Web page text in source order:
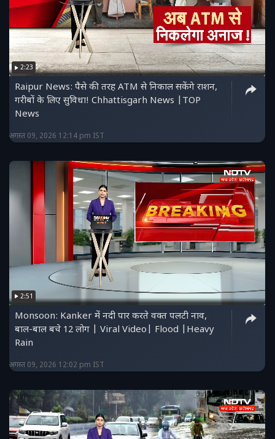
2:23
Raipur News: पैसे की तरह ATM से निकाल सकेंगे राशन,
गरीबों के लिए सुविधा! Chhattisgarh News |TOP
News
अगस्त 09, 2026 12:14 pm IST
2:51
Monsoon: Kanker में नदी पार करते वक्त पलटी नाव,
बाल-बाल बचे 12 लोग | Viral Video| Flood |Heavy
Rain
अगस्त 09, 2026 12:02 pm IST